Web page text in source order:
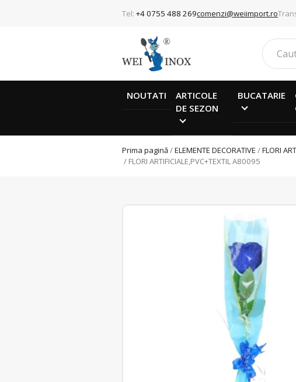
Tel: +4 0755 488 269comenzi@weiimport.ro
NOUTATI
ARTICOLE
DE SEZON
BUCATARIE
Prima pagină/ELEMENTE DECORATIVE /FLORI
/ FLORI ARTIFICIALE,PVC+TEXTIL A80095